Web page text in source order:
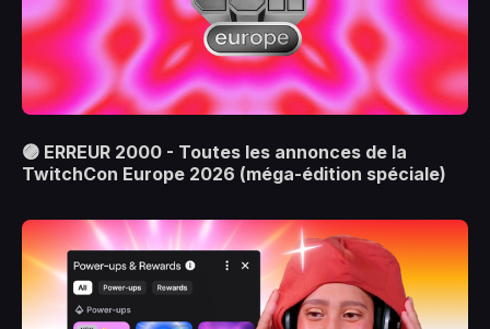
🟣 ERREUR 2000 - Toutes les annonces de la
TwitchCon Europe 2026 (méga-édition spéciale)